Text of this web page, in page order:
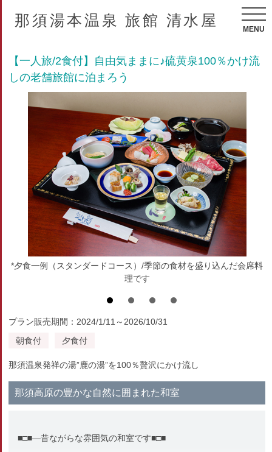
那須湯本温泉 旅館 清水屋
MENU
【一人旅/2食付】自由気ままに♪硫黄泉100％かけ流
しの老舗旅館に泊まろう
*夕食一例（スタンダードコース）/季節の食材を盛り込んだ会席料
理です
プラン販売期間：2024/1/11～2026/10/31
朝食付
夕食付
那須温泉発祥の湯”鹿の湯”を100％贅沢にかけ流し
那須高原の豊かな自然に囲まれた和室
■□■―昔ながらな雰囲気の和室です■□■